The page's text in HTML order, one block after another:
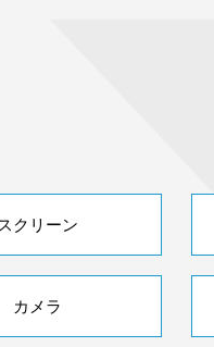
スクリーン
カメラ